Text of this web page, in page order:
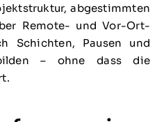
abgestimmten
Remote- und Vor-Ort-
Schichten, Pausen und
– ohne dass die